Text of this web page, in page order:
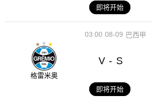
即将开始
08-09
03:00 巴西甲
格雷米奥
V - S
即将开始